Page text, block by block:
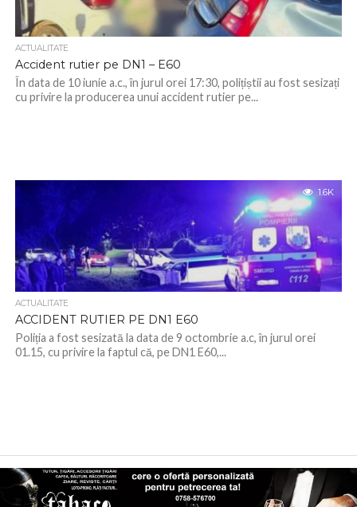
ACTUALITATE
Accident rutier pe DN1 – E60
În data de 10 iunie a.c., în jurul orei 17:30, polițiștii au fost sesizați
cu privire la producerea unui accident rutier pe...
1.6K
ACTUALITATE
ACCIDENT RUTIER PE DN1 E60
Poliția a fost sesizată la data de 9 octombrie a.c, în jurul orei
01.15, cu privire la faptul că, pe DN1 E60,...